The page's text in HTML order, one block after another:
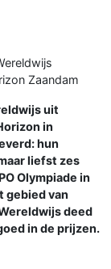
Zaandam
uit
in
hun
liefst zes
Olympiade in
gebied van
deed
in de prijzen.